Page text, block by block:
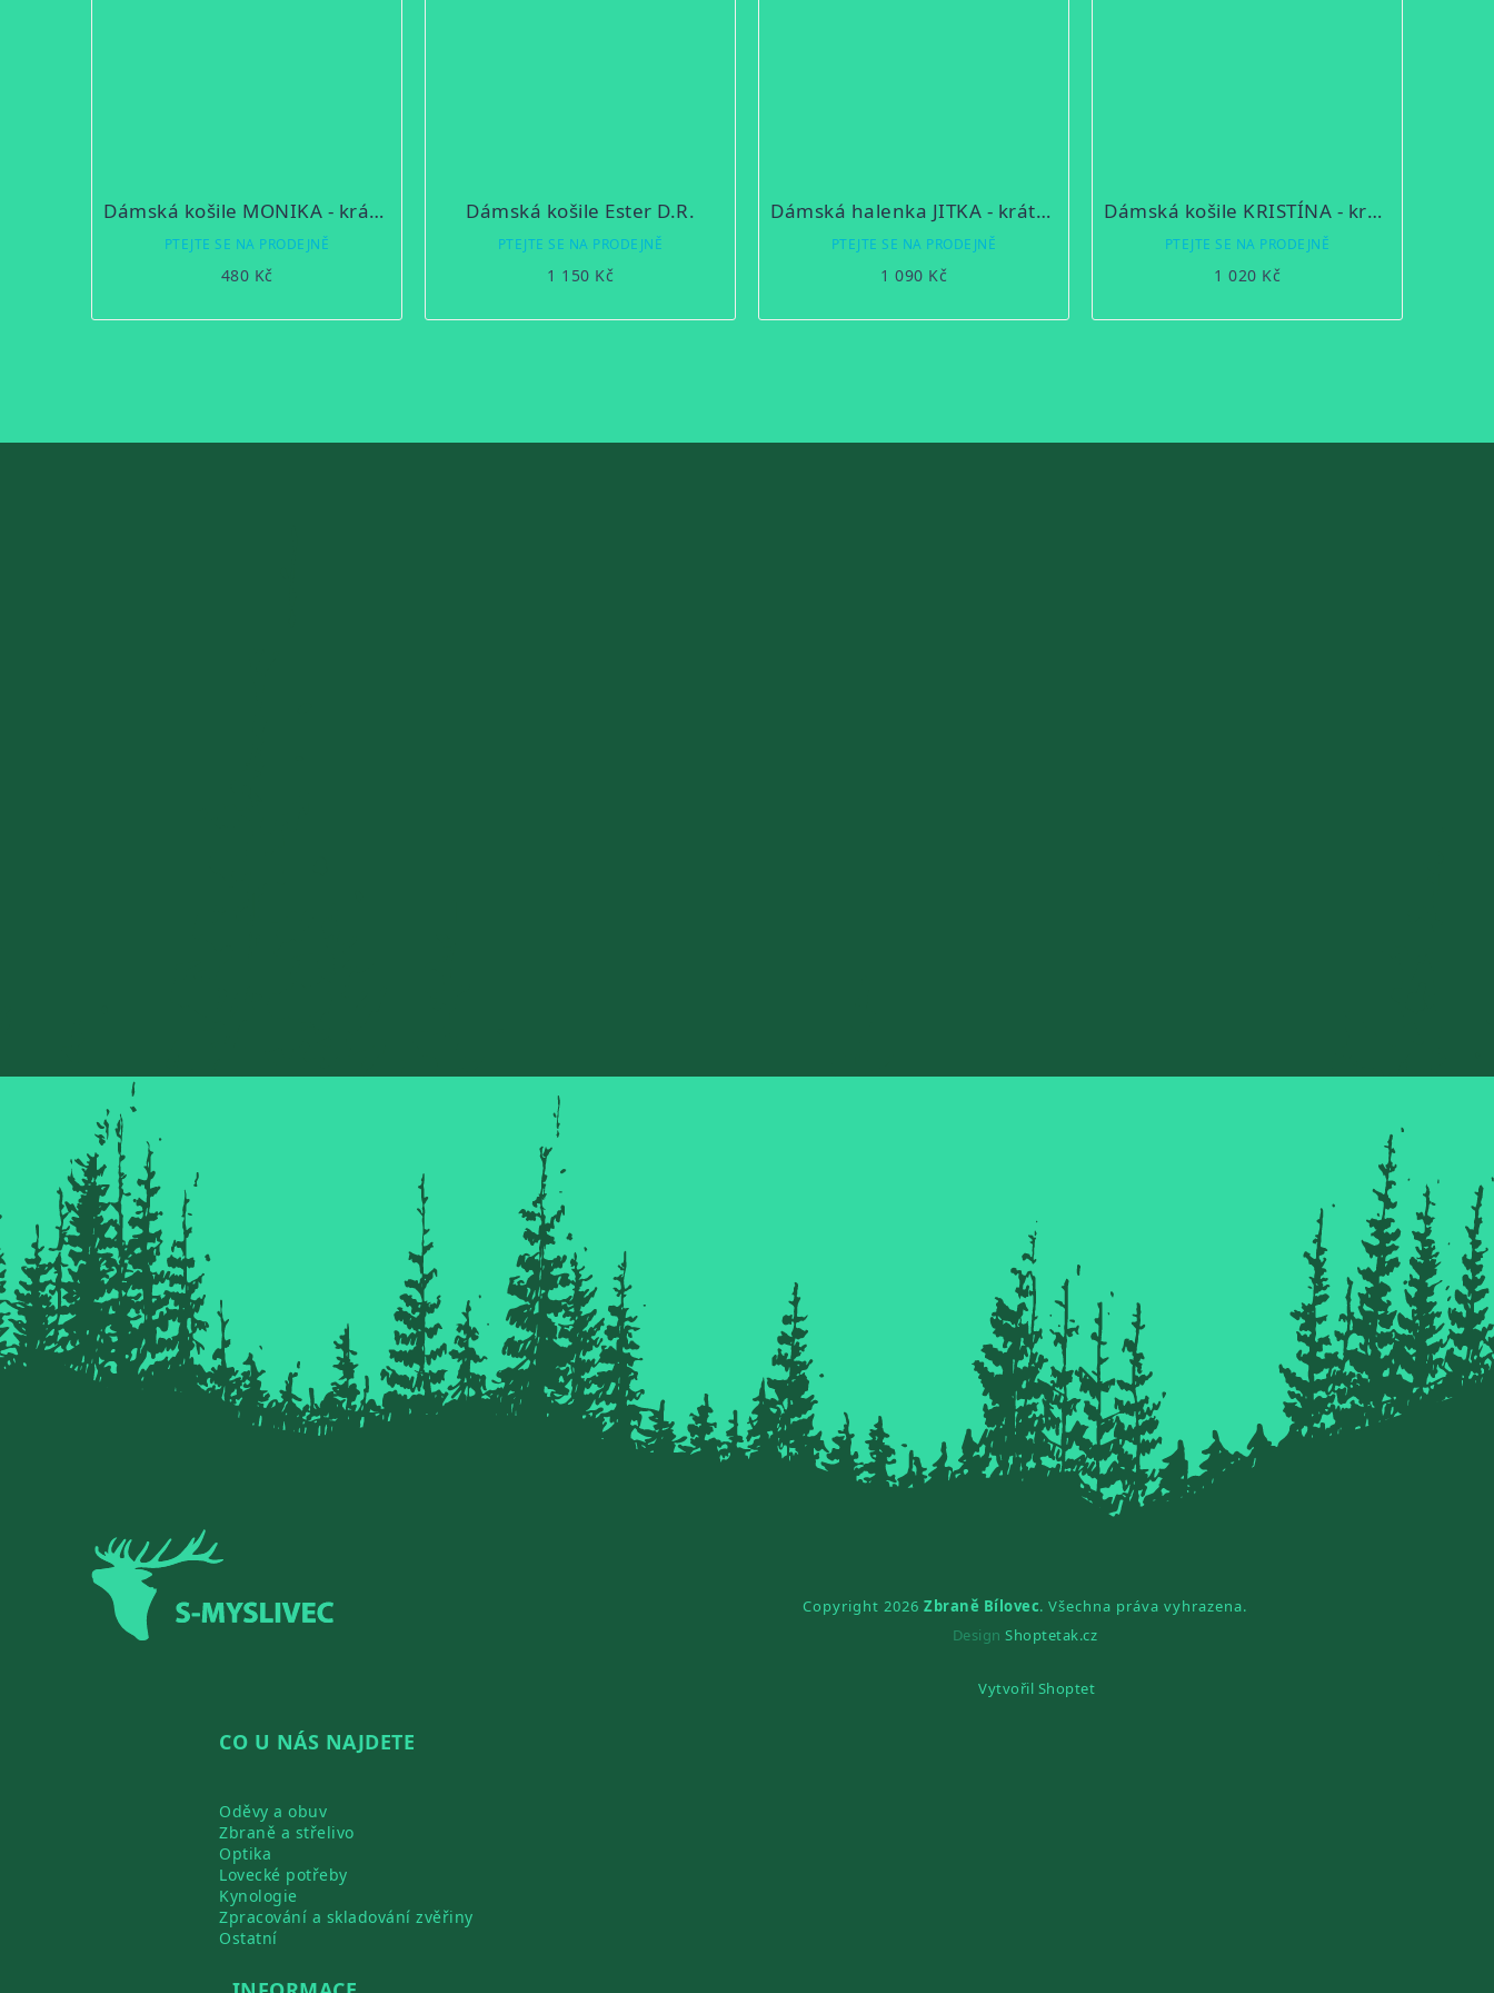
Dámská košile MONIKA - krátký rukáv
PTEJTE SE NA PRODEJNĚ
480 Kč
Dámská košile Ester D.R.
PTEJTE SE NA PRODEJNĚ
1 150 Kč
Dámská halenka JITKA - krátký rukáv
PTEJTE SE NA PRODEJNĚ
1 090 Kč
Dámská košile KRISTÍNA - krátký rukáv
PTEJTE SE NA PRODEJNĚ
1 020 Kč
CO U NÁS NAJDETE
Oděvy a obuv
Zbraně a střelivo
Optika
Lovecké potřeby
Kynologie
Zpracování a skladování zvěřiny
Ostatní
Copyright 2026 Zbraně Bílovec. Všechna práva vyhrazena.
DesignShoptetak.cz
Vytvořil Shoptet